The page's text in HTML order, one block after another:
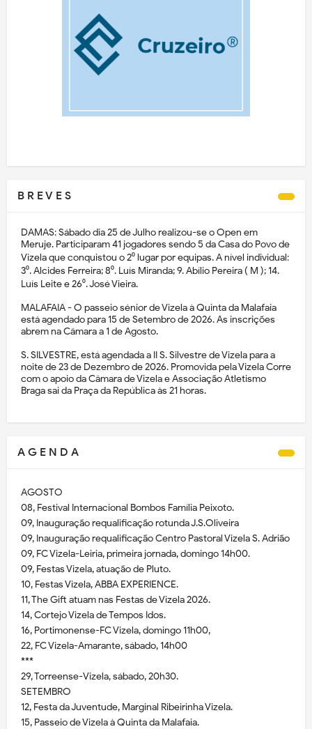
B R E V E S
DAMAS: Sábado dia 25 de Julho realizou-se o Open em
Meruje. Participaram 41 jogadores sendo 5 da Casa do Povo de
Vizela que conquistou o 2⁰ lugar por equipas. A nível individual:
3⁰. Alcides Ferreira; 8⁰. Luís Miranda; 9. Abílio Pereira ( M ); 14.
Luís Leite e 26⁰. José Vieira.
MALAFAIA - O passeio sénior de Vizela à Quinta da Malafaia
está agendado para 15 de Setembro de 2026. As inscrições
abrem na Câmara a 1 de Agosto.
S. SILVESTRE, está agendada a II S. Silvestre de Vizela para a
noite de 23 de Dezembro de 2026. Promovida pela Vizela Corre
com o apoio da Câmara de Vizela e Associação Atletismo
Braga sai da Praça da República às 21 horas.
A G E N D A
AGOSTO
08, Festival Internacional Bombos Família Peixoto.
09, Inauguração requalificação rotunda J.S.Oliveira
09, Inauguração requalificação Centro Pastoral Vizela S. Adrião
09, FC Vizela-Leiria, primeira jornada, domingo 14h00.
09, Festas Vizela, atuação de Pluto.
10, Festas Vizela, ABBA EXPERIENCE.
11, The Gift atuam nas Festas de Vizela 2026.
14, Cortejo Vizela de Tempos Idos.
16, Portimonense-FC Vizela, domingo 11h00,
22, FC Vizela-Amarante, sábado, 14h00
***
29, Torreense-Vizela, sábado, 20h30.
SETEMBRO
12, Festa da Juventude, Marginal Ribeirinha Vizela.
15, Passeio de Vizela à Quinta da Malafaia.